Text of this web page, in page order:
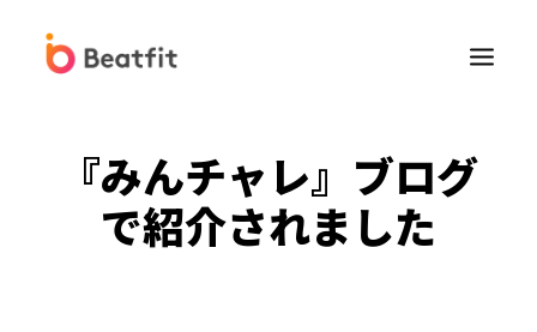
『みんチャレ』ブログ
で紹介されました